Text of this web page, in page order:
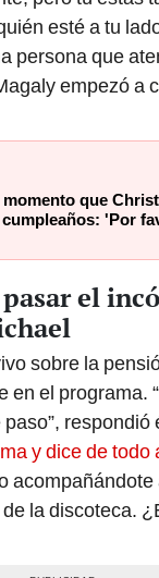
esté a tu
persona que
empezó a
que
'Por
el
sobre la
el programa.
paso”,
y dice de
la discoteca.